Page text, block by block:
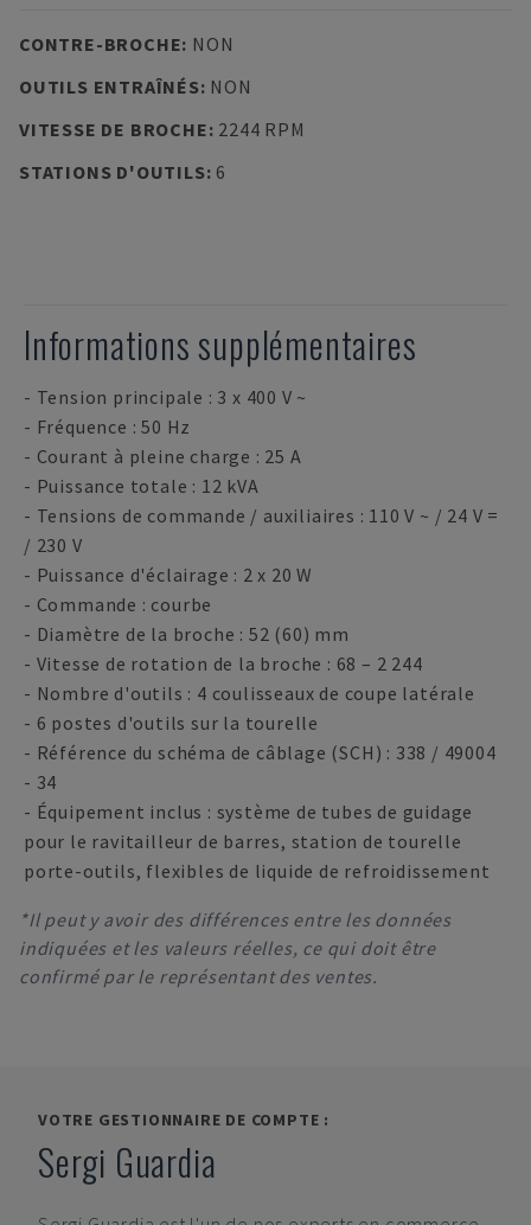
CONTRE-BROCHE: NON
OUTILS ENTRAÎNÉS: NON
VITESSE DE BROCHE: 2244 RPM
STATIONS D'OUTILS: 6
Informations supplémentaires
- Tension principale : 3 x 400 V ~
- Fréquence : 50 Hz
- Courant à pleine charge : 25 A
- Puissance totale : 12 kVA
- Tensions de commande / auxiliaires : 110 V ~ / 24 V =
/ 230 V
- Puissance d'éclairage : 2 x 20 W
- Commande : courbe
- Diamètre de la broche : 52 (60) mm
- Vitesse de rotation de la broche : 68 – 2 244
- Nombre d'outils : 4 coulisseaux de coupe latérale
- 6 postes d'outils sur la tourelle
- Référence du schéma de câblage (SCH) : 338 / 49004
- 34
- Équipement inclus : système de tubes de guidage
pour le ravitailleur de barres, station de tourelle
porte-outils, flexibles de liquide de refroidissement
*Il peut y avoir des différences entre les données
indiquées et les valeurs réelles, ce qui doit être
confirmé par le représentant des ventes.
VOTRE GESTIONNAIRE DE COMPTE :
Sergi Guardia